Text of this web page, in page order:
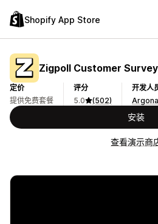
Shopify App Store
Zigpoll Customer
定价
提供免费套餐
评分
5.0
(502)
开发人
安装
查看演示商